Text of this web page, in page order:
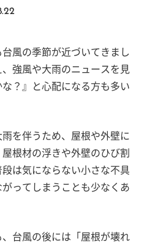
風の季節が近づいてきまし
強風や大雨のニュースを見
？』と心配になる方も多い
を伴うため、屋根や外壁に
根材の浮きや外壁のひび割
は気にならない小さな不具
ってしまうことも少なくあ
台風の後には「屋根が壊れ